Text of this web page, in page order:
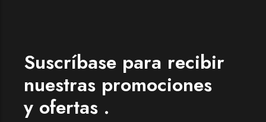
Forfeited you engrossed
Especially favourable
Menswear
Suscríbase para recibir
nuestras promociones
y ofertas .